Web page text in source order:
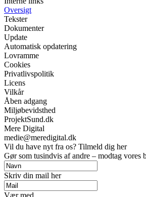
Oversigt
Tekster
Dokumenter
Update
Automatisk opdatering
Lovramme
Cookies
Privatlivspolitik
Licens
Vilkår
Åben adgang
Miljøbevidsthed
ProjektSund.dk
Mere Digital
medie@meredigital.dk
Vil du have nyt fra os? Tilmeld dig her
Gør som tusindvis af andre – modtag vores
Skriv din mail her
Vær med